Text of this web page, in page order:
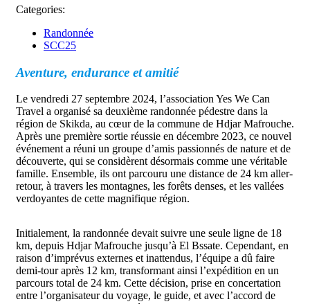
Categories:
Randonnée
SCC25
Aventure, endurance et amitié
Le vendredi 27 septembre 2024, l’association Yes We Can
Travel a organisé sa deuxième randonnée pédestre dans la
région de Skikda, au cœur de la commune de Hdjar Mafrouche.
Après une première sortie réussie en décembre 2023, ce nouvel
événement a réuni un groupe d’amis passionnés de nature et de
découverte, qui se considèrent désormais comme une véritable
famille. Ensemble, ils ont parcouru une distance de 24 km aller-
retour, à travers les montagnes, les forêts denses, et les vallées
verdoyantes de cette magnifique région.
Initialement, la randonnée devait suivre une seule ligne de 18
km, depuis Hdjar Mafrouche jusqu’à El Bssate. Cependant, en
raison d’imprévus externes et inattendus, l’équipe a dû faire
demi-tour après 12 km, transformant ainsi l’expédition en un
parcours total de 24 km. Cette décision, prise en concertation
entre l’organisateur du voyage, le guide, et avec l’accord de